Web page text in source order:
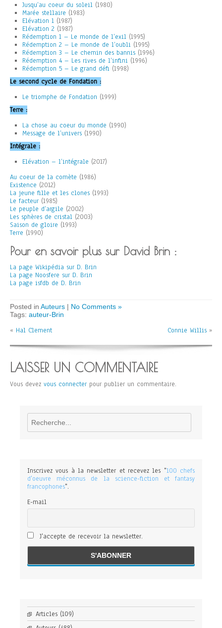
Jusqu’au coeur du soleil (1980)
Marée stellaire (1983)
Elévation 1 (1987)
Elévation 2 (1987)
Rédemption 1 – Le monde de l’exil (1995)
Rédemption 2 – Le monde de l’oubli (1995)
Rédemption 3 – Le chemin des bannis (1996)
Rédemption 4 – Les rives de l’infini (1996)
Rédemption 5 – Le grand défi (1998)
Le second cycle de Fondation :
Le triomphe de Fondation (1999)
Terre :
La chose au coeur du monde (1990)
Message de l’univers (1990)
Intégrale :
Elévation – l’intégrale (2017)
Au coeur de la comète (1986)
Existence (2012)
La jeune fille et les clones (1993)
Le facteur (1985)
Le peuple d’argile (2002)
Les sphères de cristal (2003)
Saison de gloire (1993)
Terre (1990)
Pour en savoir plus sur David Brin :
La page Wikipédia sur D. Brin
La page Noosfere sur D. Brin
La page isfdb de D. Brin
Posted in Auteurs | No Comments »
Tags: auteur-Brin
« Hal Clement Connie Willis »
LAISSER UN COMMENTAIRE
Vous devez vous connecter pour publier un commentaire.
Rechercher
Inscrivez vous à la newsletter et recevez les "100 chefs
d'oeuvre méconnus de la science-fiction et fantasy
francophones".
E-mail
J'accepte de recevoir la newsletter.
Articles (109)